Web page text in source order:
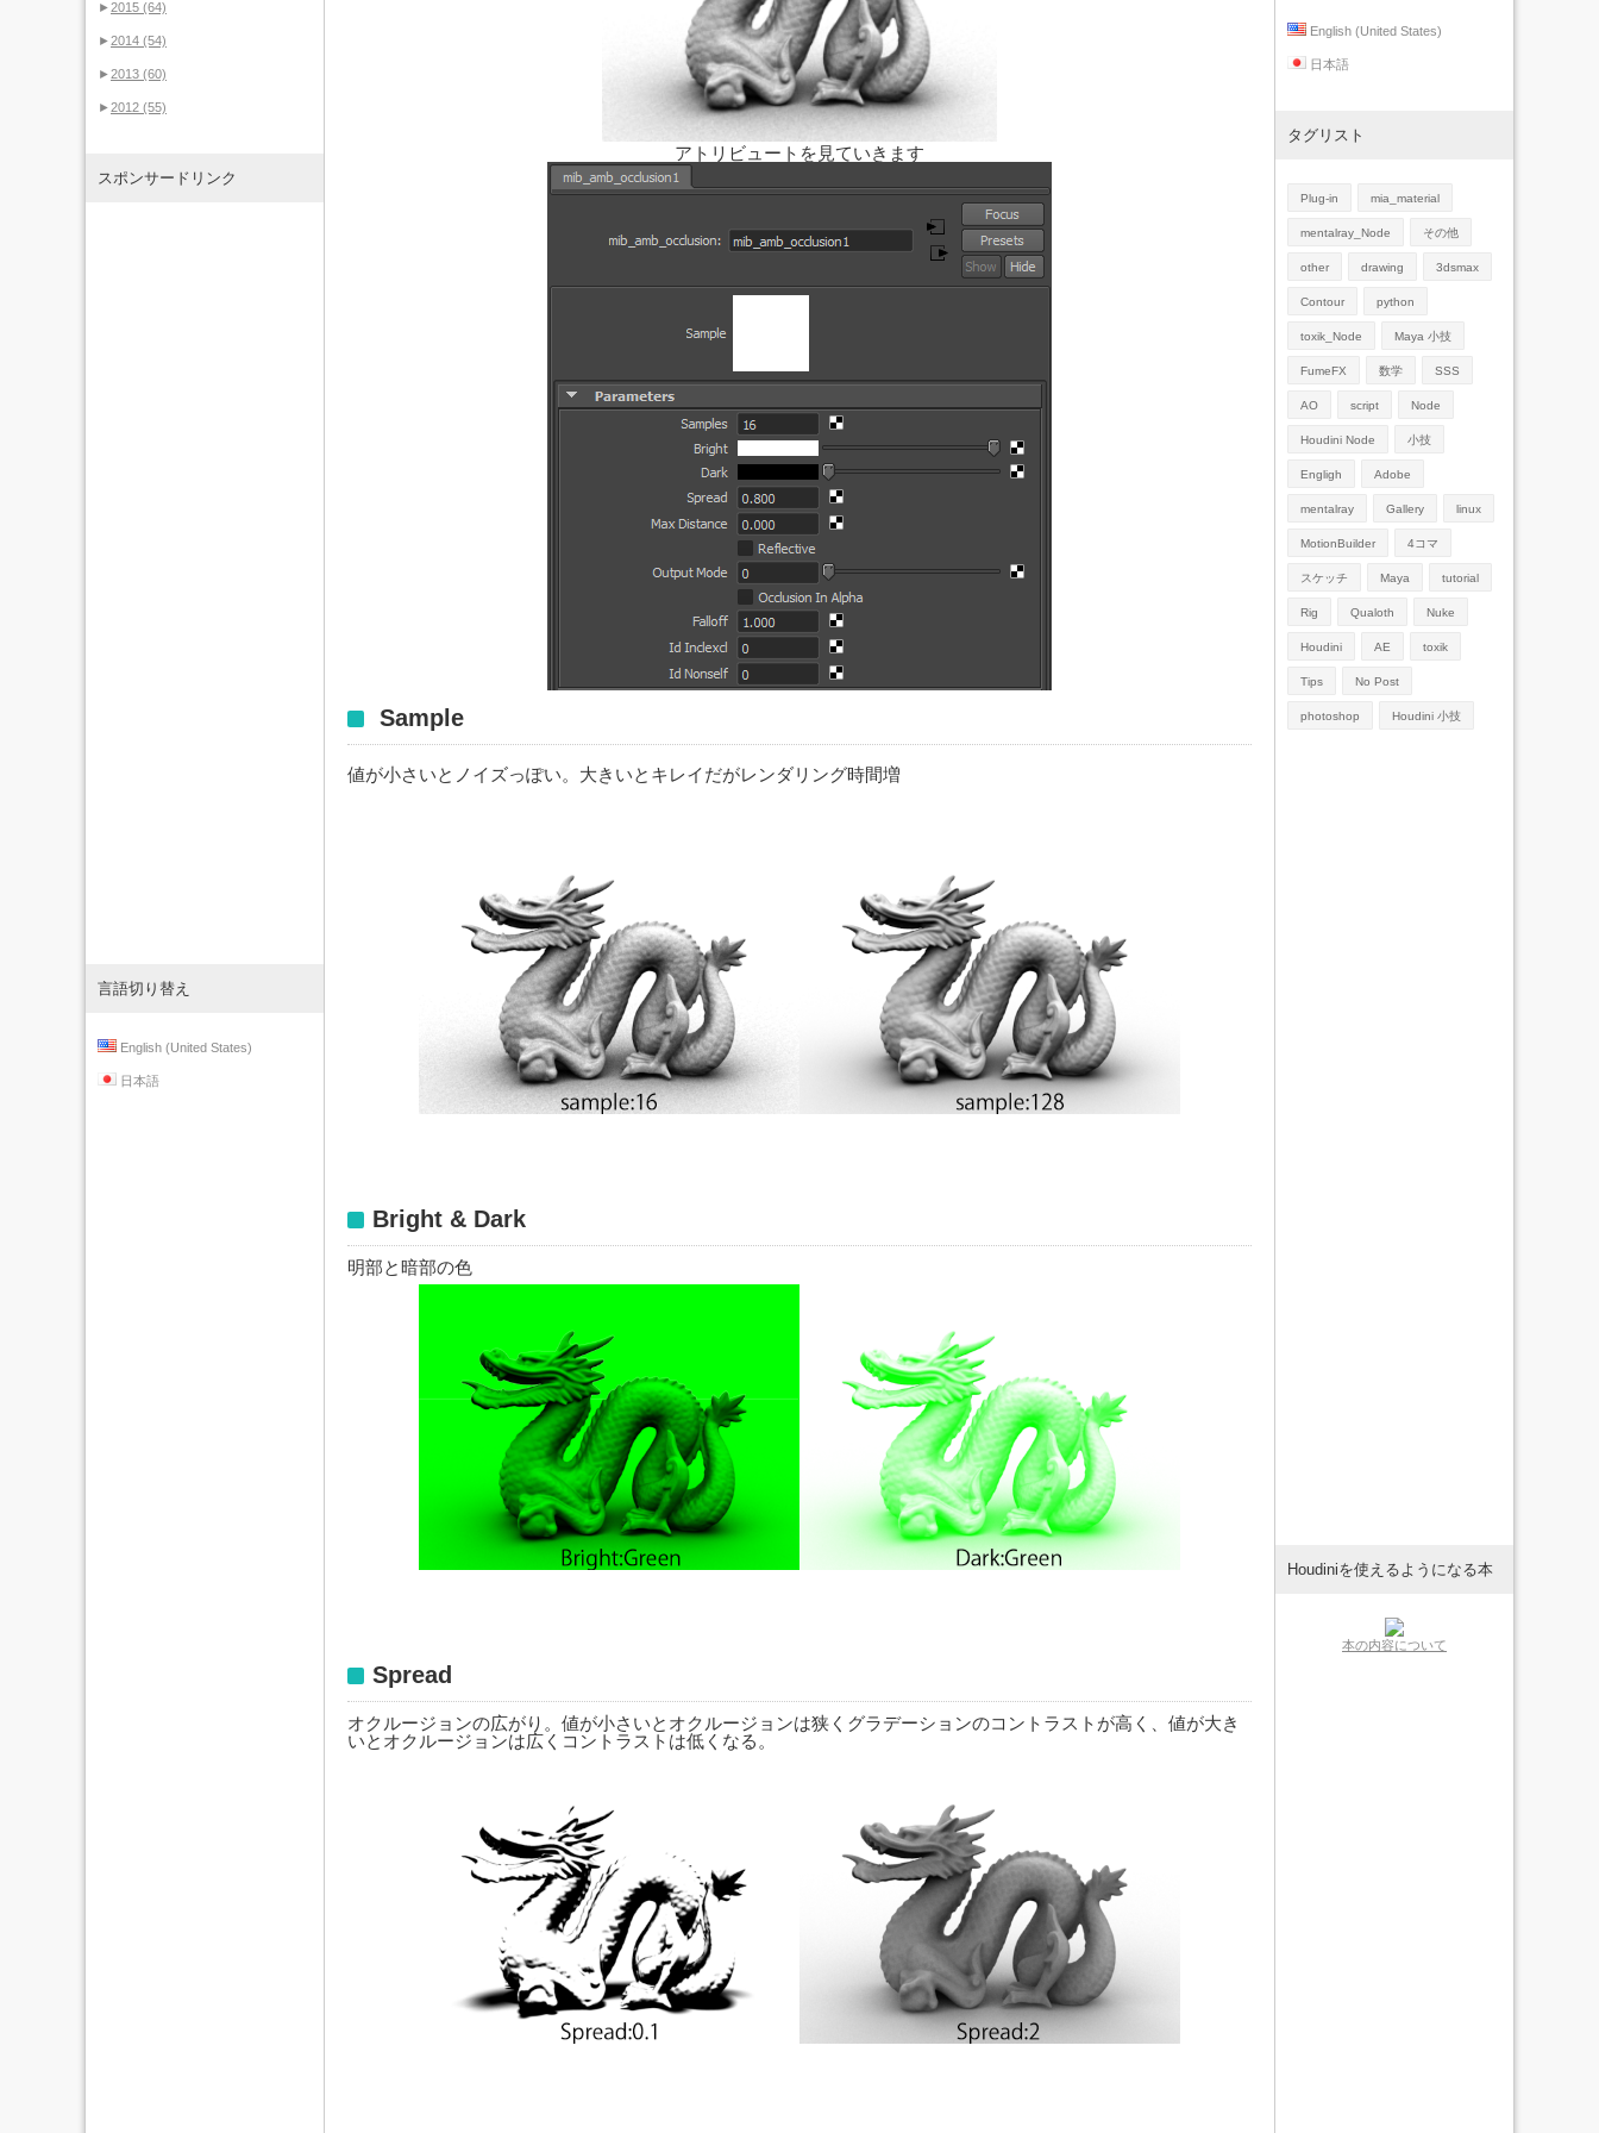
アトリビュートを見ていきます
Sample
値が小さいとノイズっぽい。大きいとキレイだがレンダリング時間増
Bright & Dark
明部と暗部の色
Spread
オクルージョンの広がり。値が小さいとオクルージョンは狭くグラデーションのコントラストが高く、値が大き
いとオクルージョンは広くコントラストは低くなる。
►2015 (64)
►2014 (54)
►2013 (60)
►2012 (55)
スポンサードリンク
言語切り替え
English (United States)
日本語
English (United States)
日本語
タグリスト
Plug-in mia_material
mentalray_Node その他
other drawing 3dsmax
Contour python
toxik_Node Maya 小技
FumeFX 数学 SSS
AO script Node
Houdini Node 小技
Engligh Adobe
mentalray Gallery linux
MotionBuilder 4コマ
スケッチ Maya tutorial
Rig Qualoth Nuke
Houdini AE toxik
Tips No Post
photoshop Houdini 小技
Houdiniを使えるようになる本
本の内容について